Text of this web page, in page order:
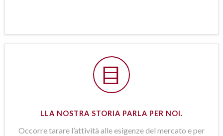
LLA NOSTRA STORIA PARLA PER NOI.
Occorre tarare l’attività alle esigenze del mercato e per